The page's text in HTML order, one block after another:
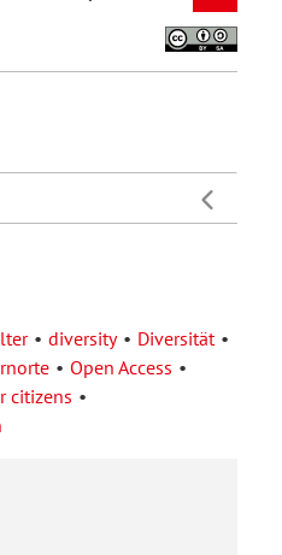
diversity
Diversität
Open Access
citizens